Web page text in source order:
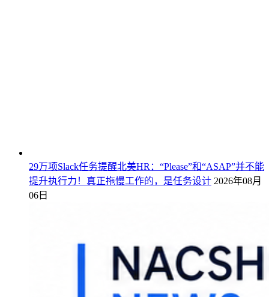
29万项Slack任务提醒北美HR：“Please”和“ASAP”并不能
提升执行力！真正拖慢工作的，是任务设计 2026年08月
06日